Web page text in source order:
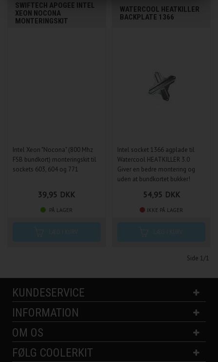
SWIFTECH APOGEE INTEL
XEON NOCONA
MONTERINGSKIT
Intel Xeon "Nocona" (800 Mhz
FSB bundkort) monteringskit til
sockets 603, 604 og 771
39,95 DKK
PÅ LAGER
WATERCOOL HEATKILLER
BACKPLATE 1366
Intel socket 1366 agplade til
Watercool HEATKILLER 3.0
Giver en bedre montering og
uden at bundkortet bukker!
54,95 DKK
IKKE PÅ LAGER
Side 1/1
KUNDESERVICE
INFORMATION
OM OS
FØLG COOLERKIT